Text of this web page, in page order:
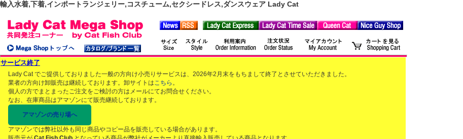
輸入水着,下着,インポートランジェリー,コスチューム,セクシードレス,ダンスウェア Lady Cat
サービス終了
Lady Cat でご提供しておりました一般の方向け小売りサービスは、2026年2月末をもちまして終了とさせていただきました。
業者の方向け卸販売は継続しております。卸サイトはこちら 。
個人の方でまとまったご注文をご検討の方はメールにてお問合せください。
なお、在庫商品はアマゾンにて販売継続しております。
アマゾンの売り場へ
アマゾンでは弊社以外も同じ商品やコピー品を販売している場合があります。